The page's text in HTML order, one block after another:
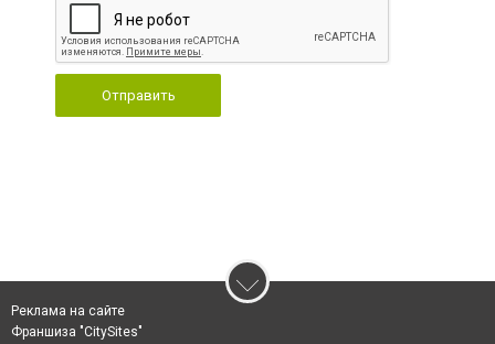
Отправить
Реклама на сайте
Франшиза "CitySites"